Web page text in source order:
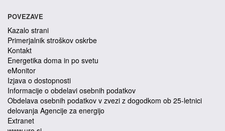
POVEZAVE
Kazalo strani
Primerjalnik stroškov oskrbe
Kontakt
Energetika doma in po svetu
eMonitor
Izjava o dostopnosti
Informacije o obdelavi osebnih podatkov
Obdelava osebnih podatkov v zvezi z dogodkom ob 25-letnici
delovanja Agencije za energijo
Extranet